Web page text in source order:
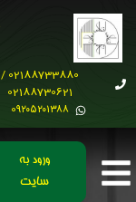
02188733880 /
02188730621
0۹۲۰۵۲۰۱۳۸۸
ورود به
سایت